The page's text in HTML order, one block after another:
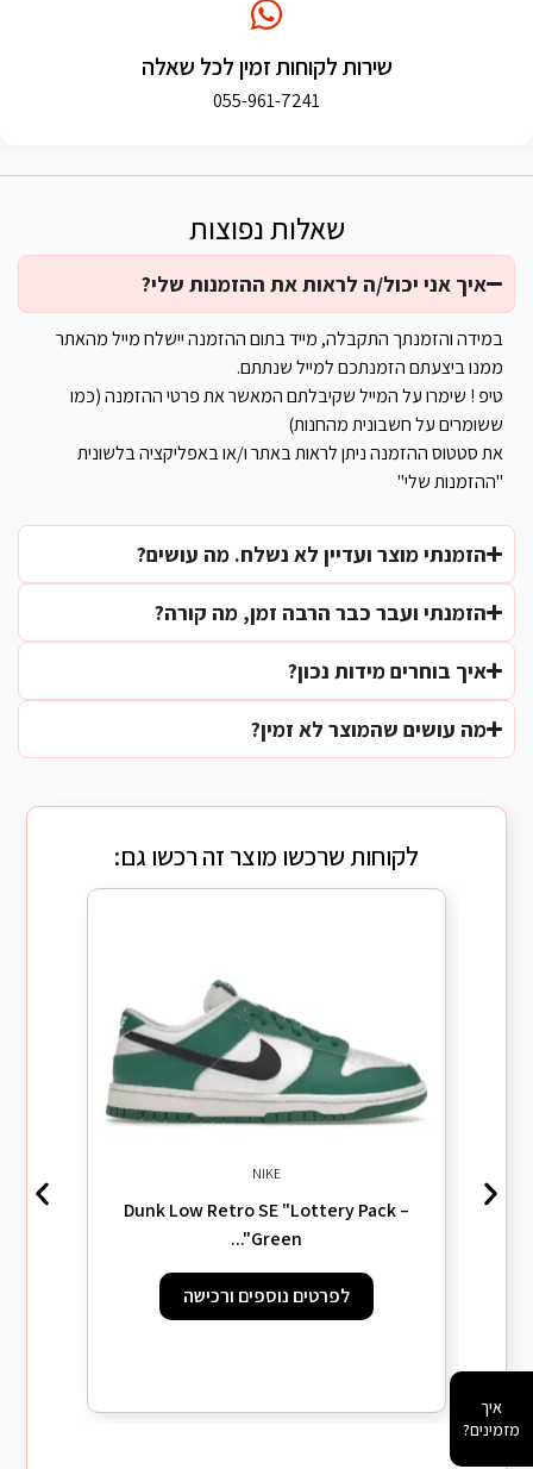
איך אני יכול/ה לראות את ההזמנות שלי?
במידה והזמנתך התקבלה, מייד בתום ההזמנה יישלח מייל מהאתר
ממנו ביצעתם הזמנתכם למייל שנתתם.
טיפ ! שימרו על המייל שקיבלתם המאשר את פרטי ההזמנה (כמו
ששומרים על חשבונית מהחנות)
את סטטוס ההזמנה ניתן לראות באתר ו/או באפליקציה בלשונית
"ההזמנות שלי"
הזמנתי מוצר ועדיין לא נשלח. מה עושים?
הזמנתי ועבר כבר הרבה זמן, מה קורה?
איך בוחרים מידות נכון?
מה עושים שהמוצר לא זמין?
שאלות נפוצות
שירות לקוחות זמין לכל שאלה
055-961-7241
לקוחות שרכשו מוצר זה רכשו גם:
NIKE
Dunk Low Retro SE "Lottery Pack –
Green"...
לפרטים נוספים ורכישה
איך
מזמינים?